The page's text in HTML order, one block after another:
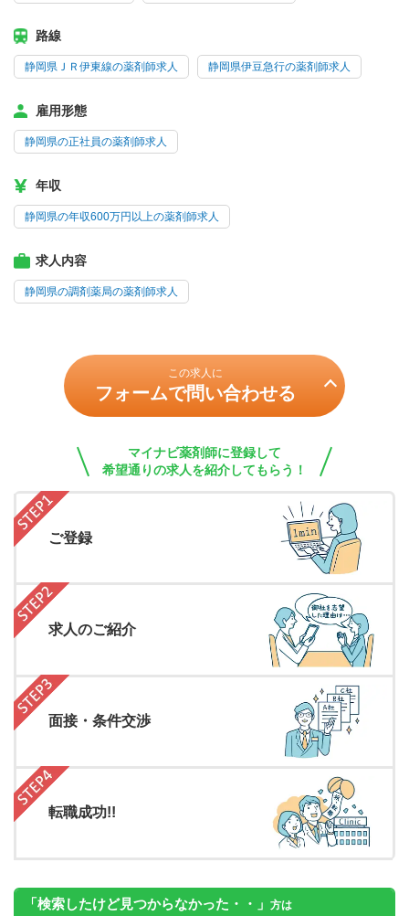
路線
静岡県ＪＲ伊東線の薬剤師求人 静岡県伊豆急行の薬剤師求人
雇用形態
静岡県の正社員の薬剤師求人
年収
静岡県の年収600万円以上の薬剤師求人
求人内容
静岡県の調剤薬局の薬剤師求人
この求人に
フォームで問い合わせる
マイナビ薬剤師に登録して
希望通りの求人を紹介してもらう！
ご登録
求人のご紹介
面接・条件交渉
転職成功!!
「検索したけど見つからなかった・・」 方は